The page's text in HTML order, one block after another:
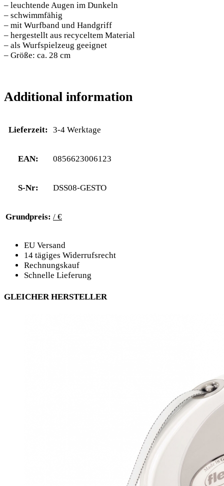
– leuchtende Augen im Dunkeln
– schwimmfähig
– mit Wurfband und Handgriff
– hergestellt aus recyceltem Material
– als Wurfspielzeug geeignet
– Größe: ca. 28 cm
Additional information
Lieferzeit: 3-4 Werktage
EAN: 0856623006123
S-Nr: DSS08-GESTO
Grundpreis: / €
EU Versand
14 tägiges Widerrufsrecht
Rechnungskauf
Schnelle Lieferung
GLEICHER HERSTELLER